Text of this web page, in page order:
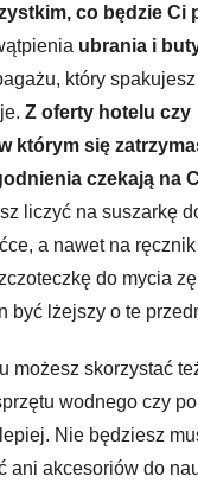
co będzie Ci
ubrania i
który
Z oferty hotelu czy
którym się
czekają na
liczyć na suszarkę
a nawet na
do mycia
być lżejszy o te
możesz skorzystać
wodnego czy
Nie będziesz
ani akcesoriów do